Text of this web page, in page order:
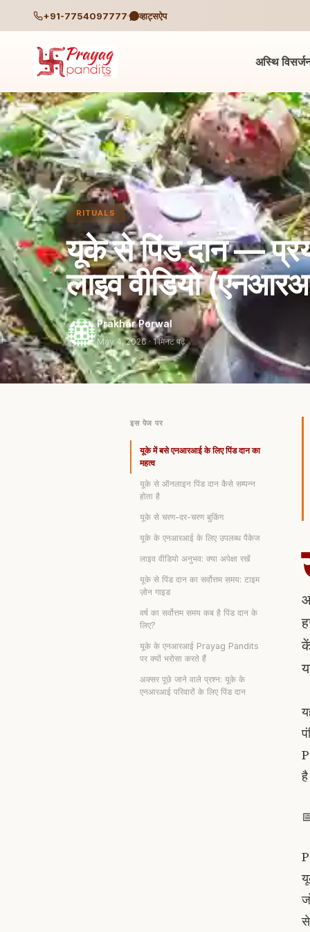
+91-7754097777 व्हाट्सऐप
अस्थि
RITUALS
यूके से पिंड दान —
लाइव वीडियो
Prakhar Porwal
May 4, 2026 · 1 मिनट पढ़ें
इस पेज पर
यूके में बसे एनआरआई के लिए पिंड दान का
महत्व
यूके से ऑनलाइन पिंड दान कैसे सम्पन्न
होता है
यूके से चरण-दर-चरण बुकिंग
यूके के एनआरआई के लिए उपलब्ध पैकेज
लाइव वीडियो अनुभव: क्या अपेक्षा रखें
यूके से पिंड दान का सर्वोत्तम समय: टाइम
ज़ोन गाइड
वर्ष का सर्वोत्तम समय कब है पिंड दान के
लिए?
यूके के एनआरआई Prayag Pandits
पर क्यों भरोसा करते हैं
अक्सर पूछे जाने वाले प्रश्न: यूके के
एनआरआई परिवारों के लिए पिंड दान